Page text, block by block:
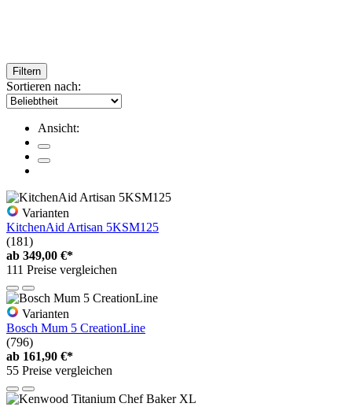
Filtern
Sortieren nach:
Ansicht:
Varianten
KitchenAid Artisan 5KSM125
(181)
ab 349,00 €*
111 Preise vergleichen
Varianten
Bosch Mum 5 CreationLine
(796)
ab 161,90 €*
55 Preise vergleichen